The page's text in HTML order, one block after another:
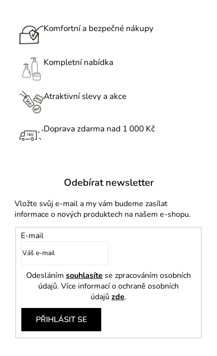
c
r
y
p
v
á
Komfortní a bezpečné nákupy
Kompletní nabídka
Atraktivní slevy a akce
Doprava zdarma nad 1 000 Kč
Odebírat newsletter
Vložte svůj e-mail a my vám budeme zasílat
informace o nových produktech na našem e-shopu.
E-mail
Odesláním souhlasíte se zpracováním osobních
údajů. Více informací o ochraně osobních
údajů zde.
PŘIHLÁSIT SE